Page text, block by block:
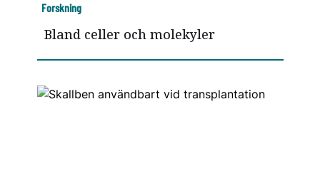
Bland celler och molekyler
Forskning